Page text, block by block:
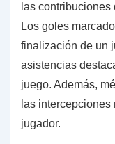
las
Los goles
finalización de un
asistencias
juego. Además,
las
jugador.